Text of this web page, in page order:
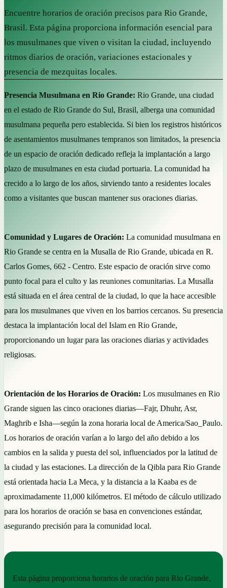
Encuentre horarios de oración precisos para Rio Grande,
Brasil. Esta página proporciona información esencial para
los musulmanes que viven o visitan la ciudad, incluyendo
ritmos diarios de oración, variaciones estacionales y
presencia de mezquitas locales.
Presencia Musulmana en Rio Grande: Rio Grande, una ciudad
en el estado de Rio Grande do Sul, Brasil, alberga una comunidad
musulmana pequeña pero establecida. Si bien los registros históricos
de asentamientos musulmanes tempranos son limitados, la presencia
de un espacio de oración dedicado refleja la implantación a largo
plazo de musulmanes en esta ciudad portuaria. La comunidad ha
crecido a lo largo de los años, sirviendo tanto a residentes locales
como a visitantes que buscan mantener sus oraciones diarias.
Comunidad y Lugares de Oración: La comunidad musulmana en
Rio Grande se centra en la Musalla de Rio Grande, ubicada en R.
Carlos Gomes, 662 - Centro. Este espacio de oración sirve como
punto focal para el culto y las reuniones comunitarias. La Musalla
está situada en el área central de la ciudad, lo que la hace accesible
para los musulmanes que viven en los barrios cercanos. Su presencia
destaca la implantación local del Islam en Rio Grande,
proporcionando un lugar para las oraciones diarias y actividades
religiosas.
Orientación de los Horarios de Oración: Los musulmanes en Rio
Grande siguen las cinco oraciones diarias—Fajr, Dhuhr, Asr,
Maghrib e Isha—según la zona horaria local de America/Sao_Paulo.
Los horarios de oración varían a lo largo del año debido a los
cambios en la salida y puesta del sol, influenciados por la latitud de
la ciudad y las estaciones. La dirección de la Qibla para Rio Grande
está orientada hacia La Meca, y la distancia a la Kaaba es de
aproximadamente 11,000 kilómetros. El método de cálculo utilizado
para los horarios de oración se basa en convenciones estándar,
asegurando precisión para la comunidad local.
Esta página proporciona horarios de oración para Rio Grande,